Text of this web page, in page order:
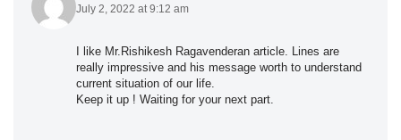
July 2, 2022 at 9:12 am
I like Mr.Rishikesh Ragavenderan article. Lines are
really impressive and his message worth to understand
current situation of our life.
Keep it up ! Waiting for your next part.